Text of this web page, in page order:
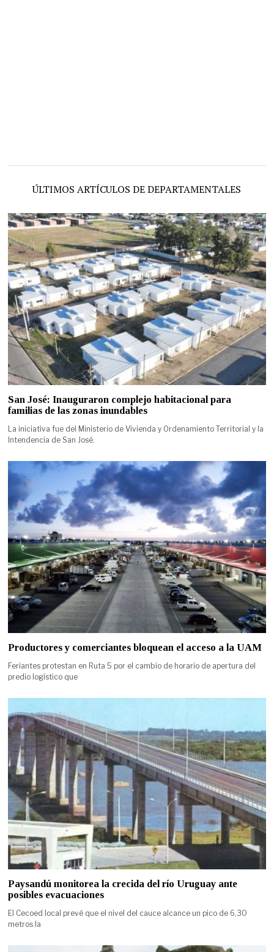
ÚLTIMOS ARTÍCULOS DE DEPARTAMENTALES
San José: Inauguraron complejo habitacional para
familias de las zonas inundables
La iniciativa fue del Ministerio de Vivienda y Ordenamiento Territorial y la
Intendencia de San José.
Productores y comerciantes bloquean el acceso a la UAM
Feriantes protestan en Ruta 5 por el cambio de horario de apertura del
predio logístico que
Paysandú monitorea la crecida del río Uruguay ante
posibles evacuaciones
El Cecoed local prevé que el nivel del cauce alcance un pico de 6,30
metros la